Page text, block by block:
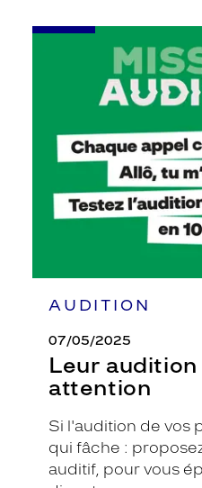
AUDITION
07/05/2025
Leur
attention
Si l'audition de vos
qui fâche :
auditif, pour vous
-